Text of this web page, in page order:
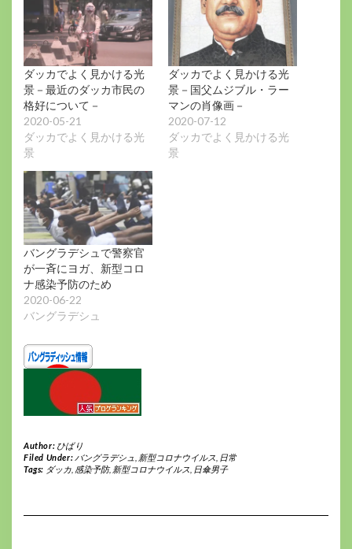
ダッカでよく見かける光
景－最近のダッカ市民の
格好について－
2020-05-21
ダッカでよく見かける光
景
ダッカでよく見かける光
景－国父ムジブル・ラー
マンの肖像画－
2020-07-12
ダッカでよく見かける光
景
バングラデシュで警察官
が一斉にヨガ、新型コロ
ナ感染予防のため
2020-06-22
バングラデシュ
Author: ひばり
Filed Under: バングラデシュ 新型コロナウイルス 日常
Tags: ダッカ, 感染予防, 新型コロナウイルス 日傘男子